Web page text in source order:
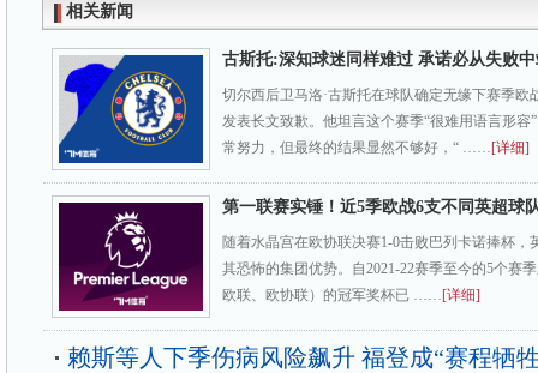
相关新闻
古斯托:深知球迷同样难过 承诺必从失败
切尔西后卫马洛·古斯托在球队确定无缘下赛季欧
发表长文致歉。他坦言这个赛季“很难用语言形容
常努力，但最终的结果显然不够好，“ ……[详细]
第一联赛实锤！近5季欧战6支不同英超球
随着水晶宫在欧协联决赛1-0击败巴列卡诺捧杯，
其恐怖的集团优势。自2021-22赛季至今的5个赛
欧联、欧协联）的冠军奖杯已 ……[详细]
赖斯等人下季伤病风险飙升 福登成“赛程牺